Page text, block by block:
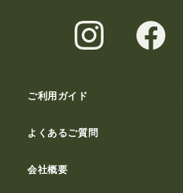
ご利用ガイド
よくあるご質問
会社概要